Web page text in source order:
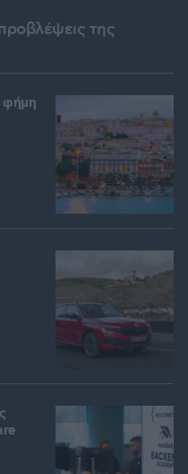
της
φήμη